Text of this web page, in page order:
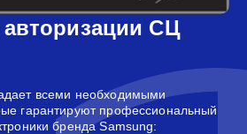
СЦ
всеми необходимыми
гарантируют профессиональный
бренда Samsung: